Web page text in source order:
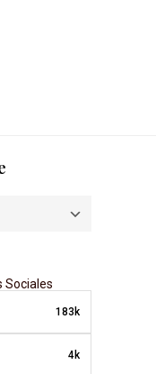
Sociales
183k
4k